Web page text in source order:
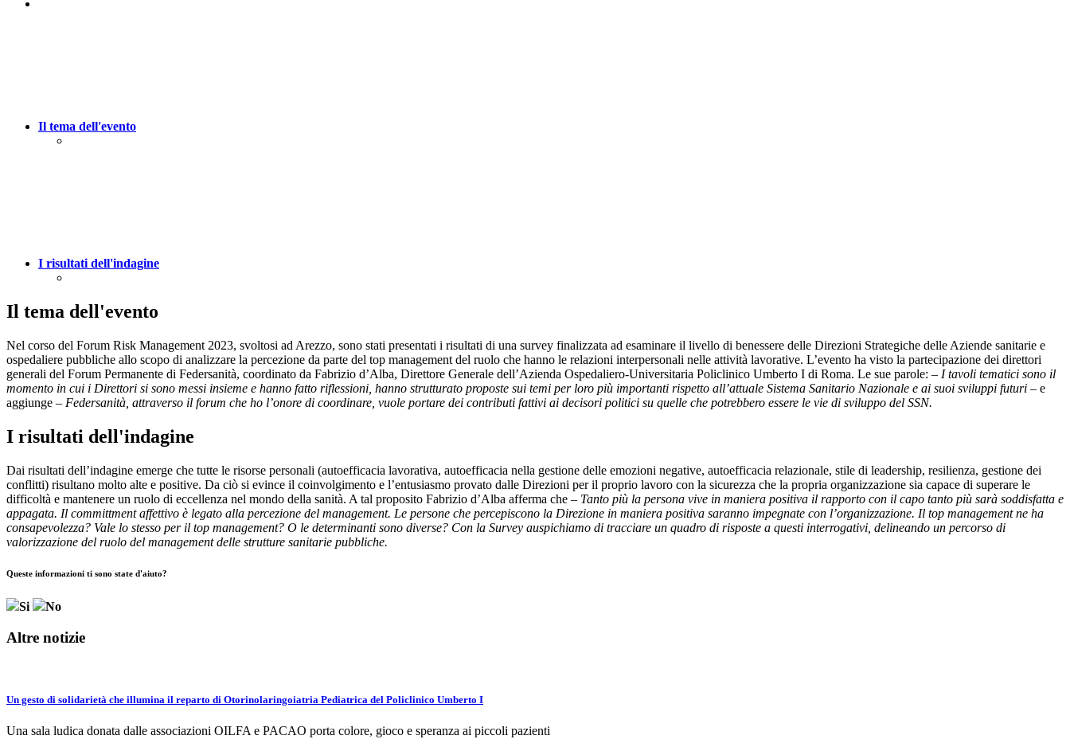
Il tema dell'evento
I risultati dell'indagine
Il tema dell'evento
Nel corso del Forum Risk Management 2023, svoltosi ad Arezzo, sono stati presentati i risultati di una survey finalizzata ad esaminare il livello di benessere delle Direzioni Strategiche delle Aziende sanitarie e
ospedaliere pubbliche allo scopo di analizzare la percezione da parte del top management del ruolo che hanno le relazioni interpersonali nelle attività lavorative. L’evento ha visto la partecipazione dei direttori
generali del Forum Permanente di Federsanità, coordinato da Fabrizio d’Alba, Direttore Generale dell’Azienda Ospedaliero-Universitaria Policlinico Umberto I di Roma. Le sue parole: – I tavoli tematici sono il
momento in cui i Direttori si sono messi insieme e hanno fatto riflessioni, hanno strutturato proposte sui temi per loro più importanti rispetto all’attuale Sistema Sanitario Nazionale e ai suoi sviluppi futuri – e
aggiunge – Federsanità, attraverso il forum che ho l’onore di coordinare, vuole portare dei contributi fattivi ai decisori politici su quelle che potrebbero essere le vie di sviluppo del SSN.
I risultati dell'indagine
Dai risultati dell’indagine emerge che tutte le risorse personali (autoefficacia lavorativa, autoefficacia nella gestione delle emozioni negative, autoefficacia relazionale, stile di leadership, resilienza, gestione dei
conflitti) risultano molto alte e positive. Da ciò si evince il coinvolgimento e l’entusiasmo provato dalle Direzioni per il proprio lavoro con la sicurezza che la propria organizzazione sia capace di superare le
difficoltà e mantenere un ruolo di eccellenza nel mondo della sanità. A tal proposito Fabrizio d’Alba afferma che – Tanto più la persona vive in maniera positiva il rapporto con il capo tanto più sarà soddisfatta e
appagata. Il committment affettivo è legato alla percezione del management. Le persone che percepiscono la Direzione in maniera positiva saranno impegnate con l’organizzazione. Il top management ne ha
consapevolezza? Vale lo stesso per il top management? O le determinanti sono diverse? Con la Survey auspichiamo di tracciare un quadro di risposte a questi interrogativi, delineando un percorso di
valorizzazione del ruolo del management delle strutture sanitarie pubbliche.
Queste informazioni ti sono state d'aiuto?
Si No
Altre notizie
Un gesto di solidarietà che illumina il reparto di Otorinolaringoiatria Pediatrica del Policlinico Umberto I
Una sala ludica donata dalle associazioni OILFA e PACAO porta colore, gioco e speranza ai piccoli pazienti